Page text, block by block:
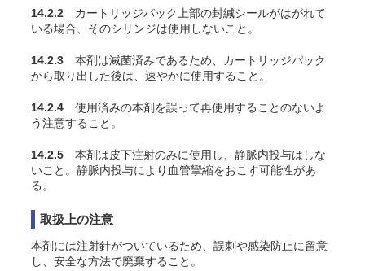
14.2.2 カートリッジパック上部の封緘シールがはがれて
いる場合、そのシリンジは使用しないこと。
14.2.3 本剤は滅菌済みであるため、カートリッジパック
から取り出した後は、速やかに使用すること。
14.2.4 使用済みの本剤を誤って再使用することのないよ
う注意すること。
14.2.5 本剤は皮下注射のみに使用し、静脈内投与はしな
いこと。静脈内投与により血管攣縮をおこす可能性があ
る。
取扱上の注意
本剤には注射針がついているため、誤刺や感染防止に留意
し、安全な方法で廃棄すること。